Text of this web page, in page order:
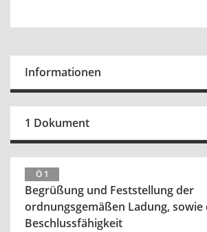
Informationen
1 Dokument
Ö 1
Begrüßung und Feststellung der
ordnungsgemäßen Ladung, sowie
Beschlussfähigkeit